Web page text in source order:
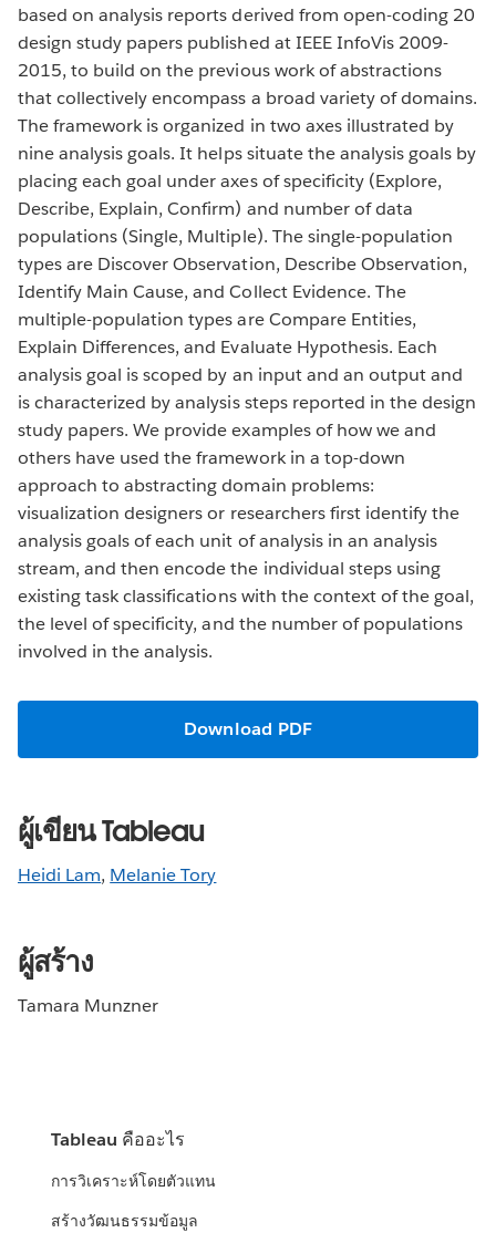
based on analysis reports derived from open-coding 20
design study papers published at IEEE InfoVis 2009-
2015, to build on the previous work of abstractions
that collectively encompass a broad variety of domains.
The framework is organized in two axes illustrated by
nine analysis goals. It helps situate the analysis goals by
placing each goal under axes of specificity (Explore,
Describe, Explain, Confirm) and number of data
populations (Single, Multiple). The single-population
types are Discover Observation, Describe Observation,
Identify Main Cause, and Collect Evidence. The
multiple-population types are Compare Entities,
Explain Differences, and Evaluate Hypothesis. Each
analysis goal is scoped by an input and an output and
is characterized by analysis steps reported in the design
study papers. We provide examples of how we and
others have used the framework in a top-down
approach to abstracting domain problems:
visualization designers or researchers first identify the
analysis goals of each unit of analysis in an analysis
stream, and then encode the individual steps using
existing task classifications with the context of the goal,
the level of specificity, and the number of populations
involved in the analysis.
Download PDF
ผู้เขียน Tableau
Heidi Lam, Melanie Tory
ผู้สร้าง
Tamara Munzner
Tableau คืออะไร
การวิเคราะห์โดยตัวแทน
สร้างวัฒนธรรมข้อมูล